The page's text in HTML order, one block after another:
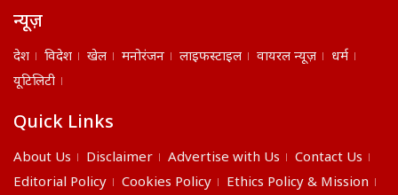
न्यूज़
देश विदेश खेल मनोरंजन लाइफस्टाइल वायरल न्यूज़
धर्म
यूटिलिटी
Quick Links
About Us Disclaimer Advertise with Us
Contact Us
Editorial Policy
Cookies Policy
Ethics Policy & Mission